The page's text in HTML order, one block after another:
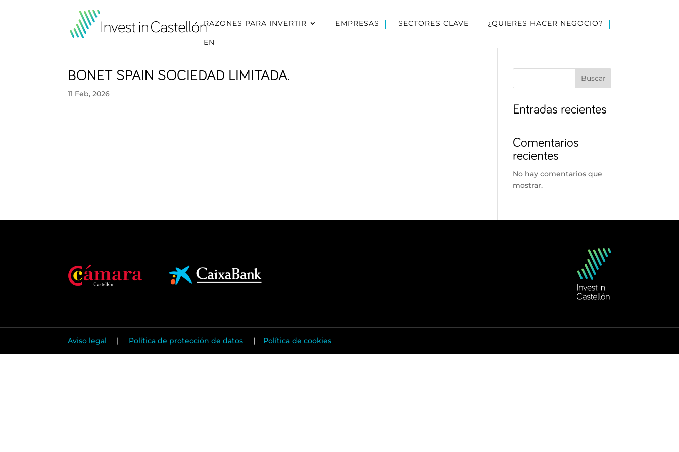
RAZONES PARA INVERTIR EMPRESAS SECTORES CLAVE ¿QUIERES HACER NEGOCIO?
EN
BONET SPAIN SOCIEDAD LIMITADA.
11 Feb, 2026
Buscar
Entradas recientes
Comentarios
recientes
No hay comentarios que
mostrar.
Aviso legal | Política de protección de datos | Política de cookies